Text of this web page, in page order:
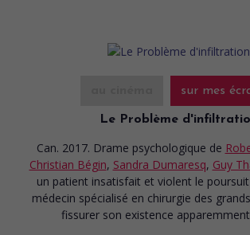
sur mes
Le Problème
Can. 2017. Drame psychologique de
Christian Bégin, Sandra Dumaresq, Guy
un patient insatisfait et violent le
médecin spécialisé en chirurgie des
fissurer son existence